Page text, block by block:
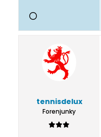
tennisdelux
Forenjunky